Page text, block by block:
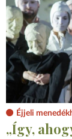
Éjjeli
„Így,